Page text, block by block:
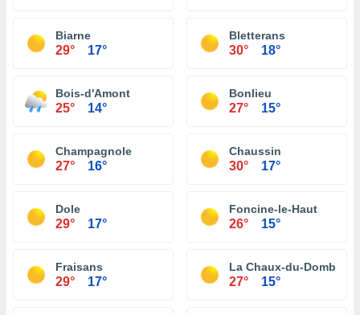
Biarne
29° 17°
Bletterans
30° 18°
Bois-d'Amont
25° 14°
Bonlieu
27° 15°
Champagnole
27° 16°
Chaussin
30° 17°
Dole
29° 17°
Foncine-le-Haut
26° 15°
Fraisans
29° 17°
La Chaux-du-Dombief
27° 15°